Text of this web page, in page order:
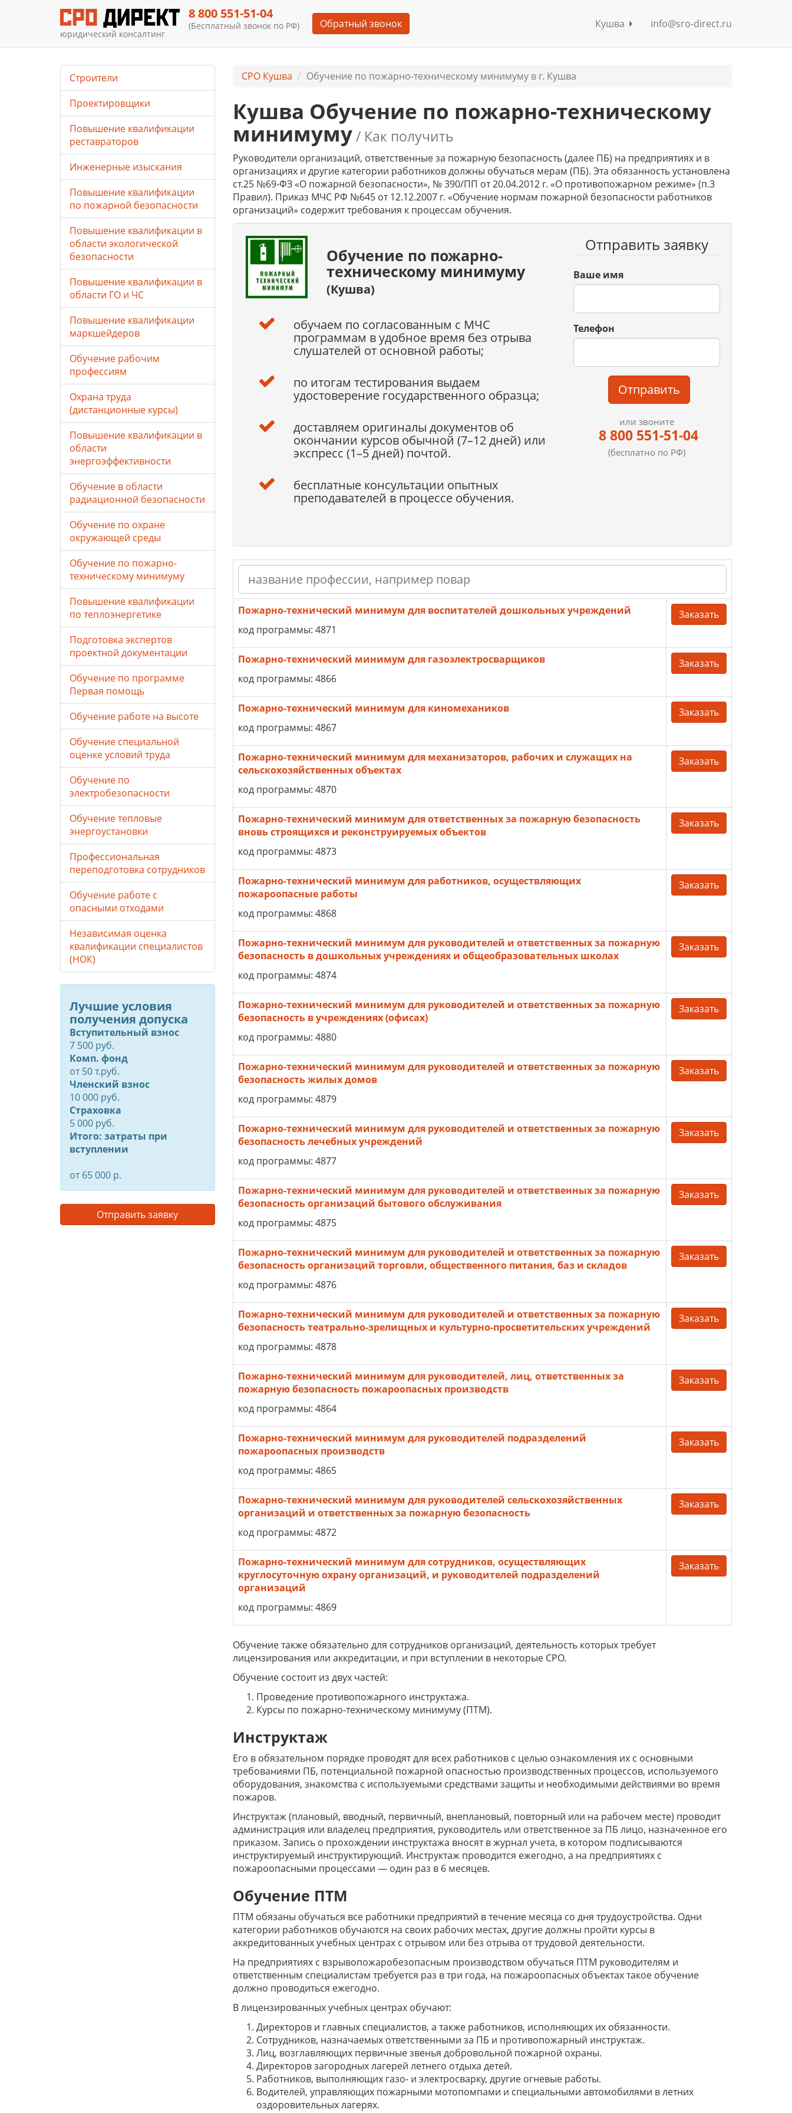
юридический консалтинг
8 800 551-51-04
(Бесплатный звонок по РФ) Обратный звонок Кушва info@sro-direct.ru
СРО Кушва Обучение по пожарно-техническому минимуму в г. Кушва
Кушва Обучение по пожарно-техническому
минимуму/ Как получить
Руководители организаций, ответственные за пожарную безопасность (далее ПБ) на предприятиях и в
организациях и другие категории работников должны обучаться мерам (ПБ). Эта обязанность установлена
ст.25 №69-ФЗ «О пожарной безопасности», № 390/ПП от 20.04.2012 г. «О противопожарном режиме» (п.3
Правил). Приказ МЧС РФ №645 от 12.12.2007 г. «Обучение нормам пожарной безопасности работников
организаций» содержит требования к процессам обучения.
Обучение по пожарно-
техническому минимуму
(Кушва)
обучаем по согласованным с МЧС
программам в удобное время без отрыва
слушателей от основной работы;
по итогам тестирования выдаем
удостоверение государственного образца;
доставляем оригиналы документов об
окончании курсов обычной (7–12 дней) или
экспресс (1–5 дней) почтой.
бесплатные консультации опытных
преподавателей в процессе обучения.
Отправить заявку
Ваше имя
Телефон
Отправить
или звоните
8 800 551-51-04
(бесплатно по РФ)
Пожарно-технический минимум для воспитателей дошкольных учреждений
код программы: 4871
Заказать
Пожарно-технический минимум для газоэлектросварщиков
код программы: 4866
Заказать
Пожарно-технический минимум для киномехаников
код программы: 4867
Заказать
Пожарно-технический минимум для механизаторов, рабочих и служащих на
сельскохозяйственных объектах
код программы: 4870
Заказать
Пожарно-технический минимум для ответственных за пожарную безопасность
вновь строящихся и реконструируемых объектов
код программы: 4873
Заказать
Пожарно-технический минимум для работников, осуществляющих
пожароопасные работы
код программы: 4868
Заказать
Пожарно-технический минимум для руководителей и ответственных за пожарную
безопасность в дошкольных учреждениях и общеобразовательных школах
код программы: 4874
Заказать
Пожарно-технический минимум для руководителей и ответственных за пожарную
безопасность в учреждениях (офисах)
код программы: 4880
Заказать
Пожарно-технический минимум для руководителей и ответственных за пожарную
безопасность жилых домов
код программы: 4879
Заказать
Пожарно-технический минимум для руководителей и ответственных за пожарную
безопасность лечебных учреждений
код программы: 4877
Заказать
Пожарно-технический минимум для руководителей и ответственных за пожарную
безопасность организаций бытового обслуживания
код программы: 4875
Заказать
Пожарно-технический минимум для руководителей и ответственных за пожарную
безопасность организаций торговли, общественного питания, баз и складов
код программы: 4876
Заказать
Пожарно-технический минимум для руководителей и ответственных за пожарную
безопасность театрально-зрелищных и культурно-просветительских учреждений
код программы: 4878
Заказать
Пожарно-технический минимум для руководителей, лиц, ответственных за
пожарную безопасность пожароопасных производств
код программы: 4864
Заказать
Пожарно-технический минимум для руководителей подразделений
пожароопасных производств
код программы: 4865
Заказать
Пожарно-технический минимум для руководителей сельскохозяйственных
организаций и ответственных за пожарную безопасность
код программы: 4872
Заказать
Пожарно-технический минимум для сотрудников, осуществляющих
круглосуточную охрану организаций, и руководителей подразделений
организаций
код программы: 4869
Заказать
Обучение также обязательно для сотрудников организаций, деятельность которых требует
лицензирования или аккредитации, и при вступлении в некоторые СРО.
Обучение состоит из двух частей:
Проведение противопожарного инструктажа.
Курсы по пожарно-техническому минимуму (ПТМ).
Инструктаж
Его в обязательном порядке проводят для всех работников с целью ознакомления их с основными
требованиями ПБ, потенциальной пожарной опасностью производственных процессов, используемого
оборудования, знакомства с используемыми средствами защиты и необходимыми действиями во время
пожаров.
Инструктаж (плановый, вводный, первичный, внеплановый, повторный или на рабочем месте) проводит
администрация или владелец предприятия, руководитель или ответственное за ПБ лицо, назначенное его
приказом. Запись о прохождении инструктажа вносят в журнал учета, в котором подписываются
инструктируемый инструктирующий. Инструктаж проводится ежегодно, а на предприятиях с
пожароопасными процессами — один раз в 6 месяцев.
Обучение ПТМ
ПТМ обязаны обучаться все работники предприятий в течение месяца со дня трудоустройства. Одни
категории работников обучаются на своих рабочих местах, другие должны пройти курсы в
аккредитованных учебных центрах с отрывом или без отрыва от трудовой деятельности.
На предприятиях с взрывопожаробезопасным производством обучаться ПТМ руководителям и
ответственным специалистам требуется раз в три года, на пожароопасных объектах такое обучение
должно проводиться ежегодно.
В лицензированных учебных центрах обучают:
Директоров и главных специалистов, а также работников, исполняющих их обязанности.
Сотрудников, назначаемых ответственными за ПБ и противопожарный инструктаж.
Лиц, возглавляющих первичные звенья добровольной пожарной охраны.
Директоров загородных лагерей летнего отдыха детей.
Работников, выполняющих газо- и электросварку, другие огневые работы.
Водителей, управляющих пожарными мотопомпами и специальными автомобилями в летних
оздоровительных лагерях.
Строители
Проектировщики
Повышение квалификации
реставраторов
Инженерные изыскания
Повышение квалификации
по пожарной безопасности
Повышение квалификации в
области экологической
безопасности
Повышение квалификации в
области ГО и ЧС
Повышение квалификации
маркшейдеров
Обучение рабочим
профессиям
Охрана труда
(дистанционные курсы)
Повышение квалификации в
области
энергоэффективности
Обучение в области
радиационной безопасности
Обучение по охране
окружающей среды
Обучение по пожарно-
техническому минимуму
Повышение квалификации
по теплоэнергетике
Подготовка экспертов
проектной документации
Обучение по программе
Первая помощь
Обучение работе на высоте
Обучение специальной
оценке условий труда
Обучение по
электробезопасности
Обучение тепловые
энергоустановки
Профессиональная
переподготовка сотрудников
Обучение работе с
опасными отходами
Независимая оценка
квалификации специалистов
(НОК)
Лучшие условия
получения допуска
Вступительный взнос
7 500 руб.
Комп. фонд
от50т.руб.
Членский взнос
10 000 руб.
Страховка
5 000 руб.
Итого: затраты при
вступлении
от 65 000 р.
Отправить заявку